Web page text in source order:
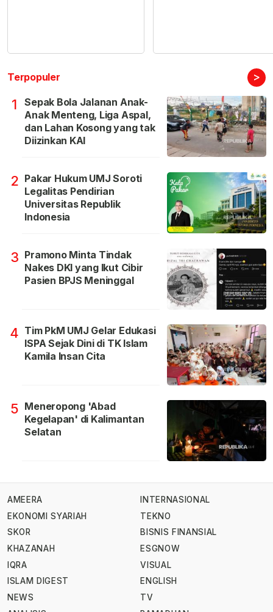
Terpopuler >
1
Sepak Bola Jalanan Anak-
Anak Menteng, Liga Aspal,
dan Lahan Kosong yang tak
Diizinkan KAI
2 Pakar Hukum UMJ Soroti
Legalitas Pendirian
Universitas Republik
Indonesia
3 Pramono Minta Tindak
Nakes DKI yang Ikut Cibir
Pasien BPJS Meninggal
4 Tim PkM UMJ Gelar Edukasi
ISPA Sejak Dini di TK Islam
Kamila Insan Cita
5 Meneropong 'Abad
Kegelapan' di Kalimantan
Selatan
AMEERA
EKONOMI SYARIAH
SKOR
KHAZANAH
IQRA
ISLAM DIGEST
NEWS
INTERNASIONAL
TEKNO
BISNIS FINANSIAL
ESGNOW
VISUAL
ENGLISH
TV